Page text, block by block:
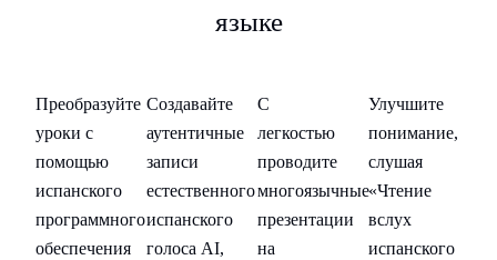
языке
Преобразуйте
уроки с
помощью
испанского
программного
обеспечения
контента
Создавайте
аутентичные
записи
естественного
испанского
голоса AI,
С
легкостью
проводите
многоязычные
презентации
на
языки
Улучшите
понимание,
слушая
«Чтение
вслух
испанского